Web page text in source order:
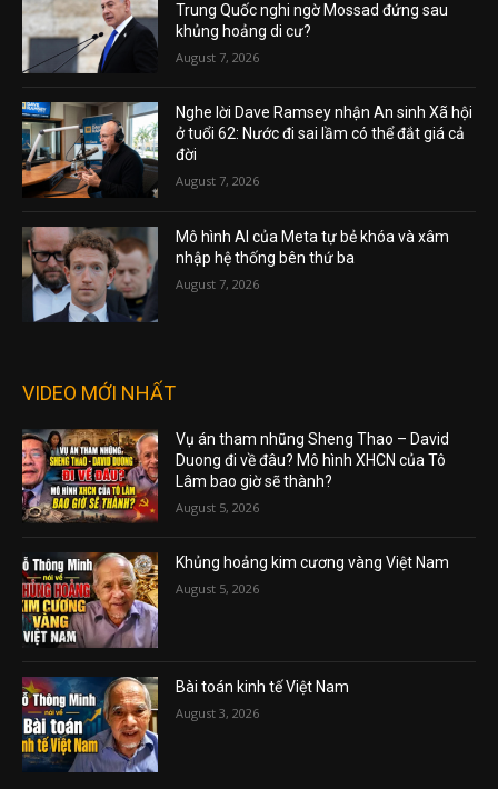
Trung Quốc nghi ngờ Mossad đứng sau
khủng hoảng di cư?
August 7, 2026
Nghe lời Dave Ramsey nhận An sinh Xã hội
ở tuổi 62: Nước đi sai lầm có thể đắt giá cả
đời
August 7, 2026
Mô hình AI của Meta tự bẻ khóa và xâm
nhập hệ thống bên thứ ba
August 7, 2026
VIDEO MỚI NHẤT
Vụ án tham nhũng Sheng Thao – David
Duong đi về đâu? Mô hình XHCN của Tô
Lâm bao giờ sẽ thành?
August 5, 2026
Khủng hoảng kim cương vàng Việt Nam
August 5, 2026
Bài toán kinh tế Việt Nam
August 3, 2026